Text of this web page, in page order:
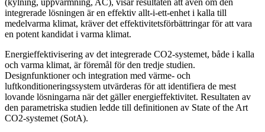
integrerade lösningen är en effektiv allt-i-ett-enhet i kalla till
medelvarma klimat, kräver det effektivitetsförbättringar för att vara
en potent kandidat i varma klimat.
Energieffektivisering av det integrerade CO2-systemet, både i kalla
och varma klimat, är föremål för den tredje studien.
Designfunktioner och integration med värme- och
luftkonditioneringssystem utvärderas för att identifiera de mest
lovande lösningarna när det gäller energieffektivitet. Resultaten av
den parametriska studien ledde till definitionen av State of the Art
CO2-systemet (SotA).